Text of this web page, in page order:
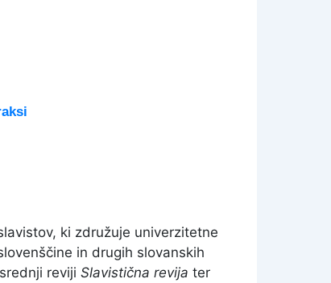
ki združuje univerzitetne
in drugih slovanskih
reviji Slavistična revija ter